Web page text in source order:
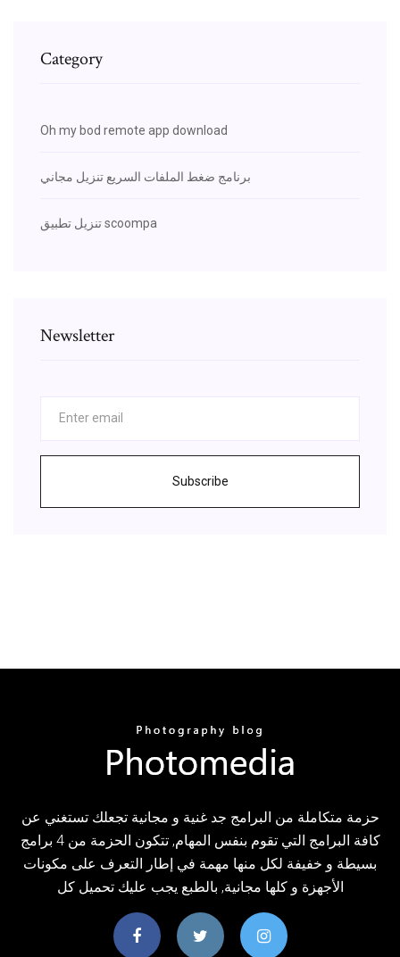
Category
Oh my bod remote app download
برنامج ضغط الملفات السريع تنزيل مجاني
تنزيل تطبيق scoompa
Newsletter
Subscribe
حزمة متكاملة من البرامج جد غنية و مجانية تجعلك تستغني عن
كافة البرامج التي تقوم بنفس المهام, تتكون الحزمة من 4 برامج
بسيطة و خفيفة لكل منها مهمة في إطار التعرف على مكونات
الأجهزة و كلها مجانية, بالطبع يجب عليك تحميل كل